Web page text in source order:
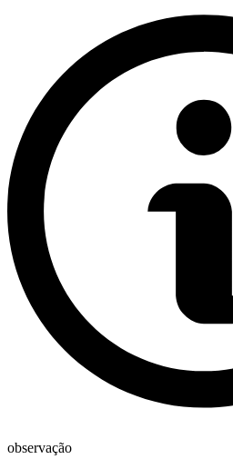
observação